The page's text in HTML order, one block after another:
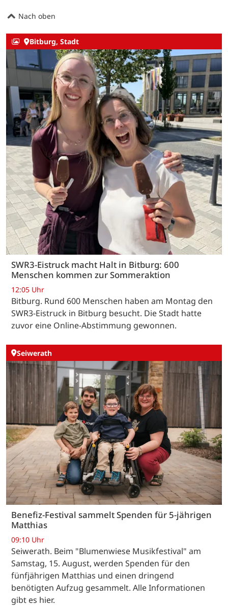
Nach oben
Bitburg, Stadt
SWR3-Eistruck macht Halt in Bitburg: 600
Menschen kommen zur Sommeraktion
12:05 Uhr
Bitburg. Rund 600 Menschen haben am Montag den
SWR3-Eistruck in Bitburg besucht. Die Stadt hatte
zuvor eine Online-Abstimmung gewonnen.
Seiwerath
Benefiz-Festival sammelt Spenden für 5-jährigen
Matthias
09:10 Uhr
Seiwerath. Beim "Blumenwiese Musikfestival" am
Samstag, 15. August, werden Spenden für den
fünfjährigen Matthias und einen dringend
benötigten Aufzug gesammelt. Alle Informationen
gibt es hier.